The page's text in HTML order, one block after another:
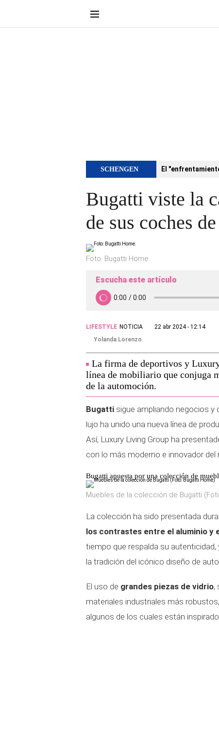
SCHENGEN El
Bugatti viste la
de sus coches
Foto: Bugatti Home.
Escucha este artículo
LIFESTYLE NOTICIA
22 abr 2024 - 12:14
Yolanda Lorenzo
La firma de deportivos y
línea de mobiliario que conjuga
de la automoción.
Bugatti sigue ampliando negocios y
lujo ha unido una nueva línea de
Así, Luxury Living Group ha
con lo más moderno e innovador del
Bugatti apuesta por una colección de
Muebles de la colección de Bugatti
La colección ha sido presentada
los contrastes entre el aluminio y
tiempo que respalda su
la tradición del icónico diseño de
El uso de grandes piezas de vidrio,
materiales industriales más
algunos de los cuales están